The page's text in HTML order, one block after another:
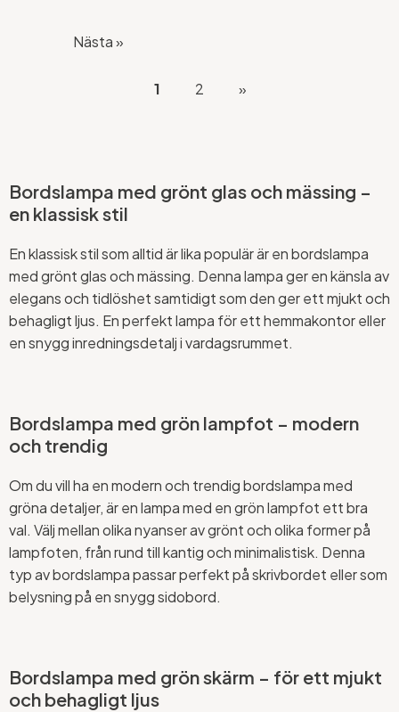
Nästa »
1 2 »
Bordslampa med grönt glas och mässing –
en klassisk stil
En klassisk stil som alltid är lika populär är en bordslampa
med grönt glas och mässing. Denna lampa ger en känsla av
elegans och tidlöshet samtidigt som den ger ett mjukt och
behagligt ljus. En perfekt lampa för ett hemmakontor eller
en snygg inredningsdetalj i vardagsrummet.
Bordslampa med grön lampfot – modern
och trendig
Om du vill ha en modern och trendig bordslampa med
gröna detaljer, är en lampa med en grön lampfot ett bra
val. Välj mellan olika nyanser av grönt och olika former på
lampfoten, från rund till kantig och minimalistisk. Denna
typ av bordslampa passar perfekt på skrivbordet eller som
belysning på en snygg sidobord.
Bordslampa med grön skärm – för ett mjukt
och behagligt ljus